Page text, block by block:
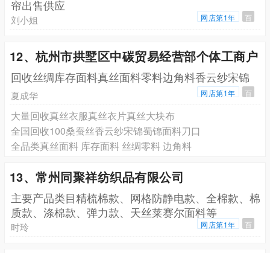
帘出售供应
刘小姐 网店第1年 百
12、杭州市拱墅区中碳贸易经营部个体工商户
回收丝绸库存面料真丝面料零料边角料香云纱宋锦
夏成华 网店第1年 百
大量回收真丝衣服真丝衣片真丝大块布
全国回收100桑蚕丝香云纱宋锦蜀锦面料刀口
全品类真丝面料 库存面料 丝绸零料 边角料
13、常州同聚祥纺织品有限公司
主要产品类目精梳棉款、网格防静电款、全棉款、棉
质款、涤棉款、弹力款、天丝莱赛尔面料等
时玲 网店第1年 百